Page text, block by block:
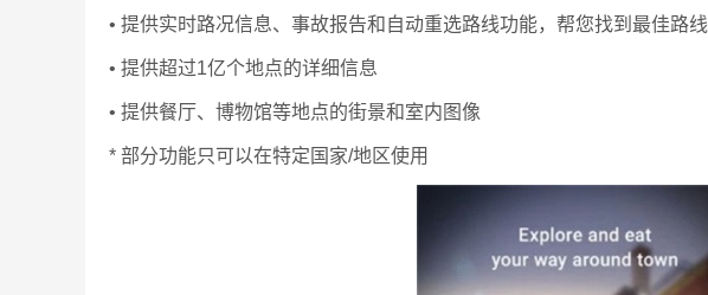
• 提供实时路况信息、事故报告和自动重选路线功能，帮您找到最佳路线
• 提供超过1亿个地点的详细信息
• 提供餐厅、博物馆等地点的街景和室内图像
* 部分功能只可以在特定国家/地区使用